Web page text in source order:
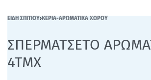
ΕΙΔΗ ΣΠΙΤΙΟΥ› ΚΕΡΙΑ-ΑΡΩΜΑΤΙΚΑ ΧΩΡΟΥ
ΣΠΕΡΜΑΤΣΕΤΟ
4ΤΜΧ